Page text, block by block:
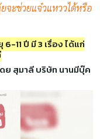
จะช่วยแจ๋วแหววได้หรือ
11 ปี มี 3 เรื่อง ได้แก่
ย สุมาลี บริษัท นานมีบุ๊ค